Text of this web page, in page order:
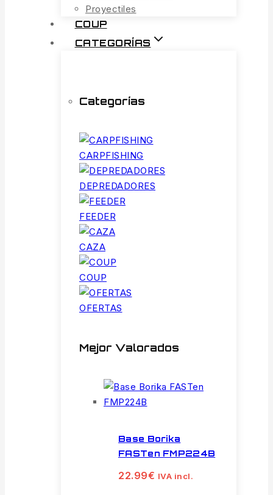
Proyectiles
COUP
CATEGORÍAS
Categorías
CARPFISHING
DEPREDADORES
FEEDER
CAZA
COUP
OFERTAS
Mejor Valorados
Base Borika
FASTen FMP224B
22.99€ IVA incl.